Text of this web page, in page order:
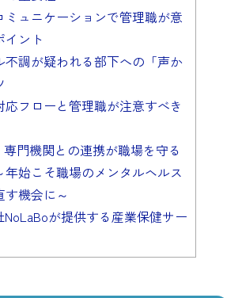
ミュニケーションで管理職が意
イント
不調が疑われる部下への「声か
応フローと管理職が注意すべき
門機関との連携が職場を守る
年始こそ職場のメンタルヘルス
機会に～
が提供する産業保健サー